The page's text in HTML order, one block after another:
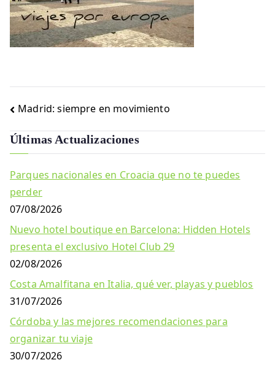
Navegación
de
entradas
Madrid: siempre en movimiento
Últimas Actualizaciones
Parques nacionales en Croacia que no te puedes
perder
07/08/2026
Nuevo hotel boutique en Barcelona: Hidden Hotels
presenta el exclusivo Hotel Club 29
02/08/2026
Costa Amalfitana en Italia, qué ver, playas y pueblos
31/07/2026
Córdoba y las mejores recomendaciones para
organizar tu viaje
30/07/2026